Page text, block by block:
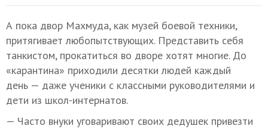
А пока двор Махмуда, как музей боевой техники,
притягивает любопытствующих. Представить себя
танкистом, прокатиться во дворе хотят многие. До
«карантина» приходили десятки людей каждый
день — даже ученики с классными руководителями и
дети из школ-интернатов.
— Часто внуки уговаривают своих дедушек привезти